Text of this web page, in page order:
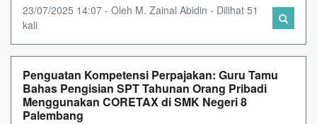
23/07/2025 14:07 - Oleh M. Zainal Abidin - Dilihat 51
kali
Penguatan Kompetensi Perpajakan: Guru Tamu
Bahas Pengisian SPT Tahunan Orang Pribadi
Menggunakan CORETAX di SMK Negeri 8
Palembang